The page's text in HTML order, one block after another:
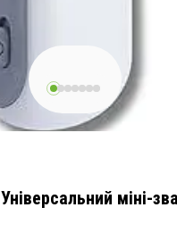
Універсальний міні-